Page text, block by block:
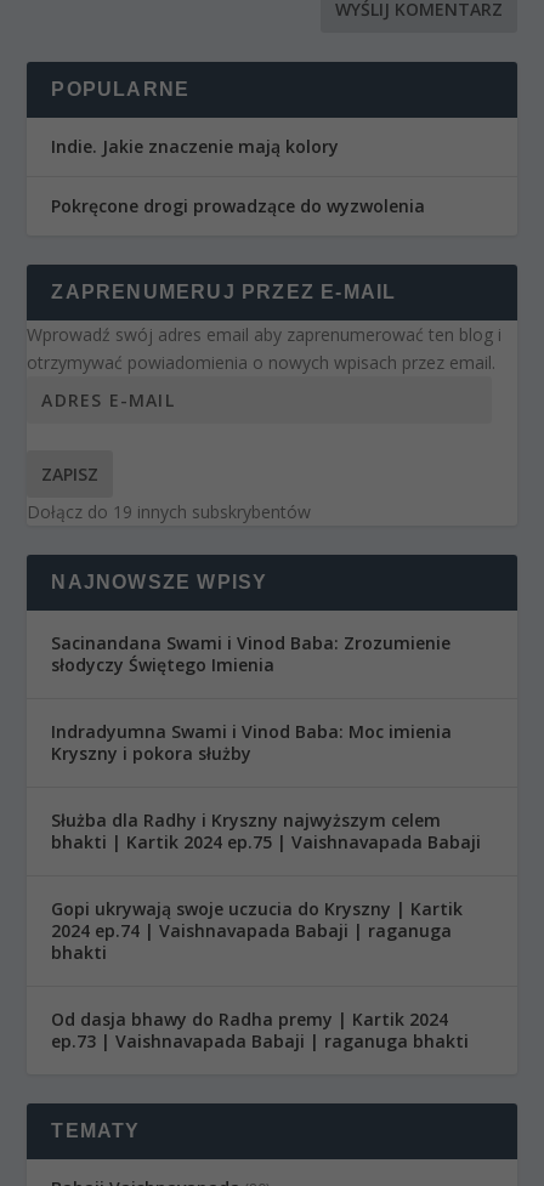
POPULARNE
Indie. Jakie znaczenie mają kolory
Pokręcone drogi prowadzące do wyzwolenia
ZAPRENUMERUJ PRZEZ E-MAIL
Wprowadź swój adres email aby zaprenumerować ten blog i
otrzymywać powiadomienia o nowych wpisach przez email.
ZAPISZ
Dołącz do 19 innych subskrybentów
NAJNOWSZE WPISY
Sacinandana Swami i Vinod Baba: Zrozumienie
słodyczy Świętego Imienia
Indradyumna Swami i Vinod Baba: Moc imienia
Kryszny i pokora służby
Służba dla Radhy i Kryszny najwyższym celem
bhakti | Kartik 2024 ep.75 | Vaishnavapada Babaji
Gopi ukrywają swoje uczucia do Kryszny | Kartik
2024 ep.74 | Vaishnavapada Babaji | raganuga
bhakti
Od dasja bhawy do Radha premy | Kartik 2024
ep.73 | Vaishnavapada Babaji | raganuga bhakti
TEMATY